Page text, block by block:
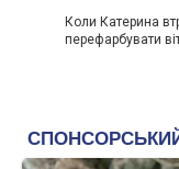
Коли Катерина
перефарбувати